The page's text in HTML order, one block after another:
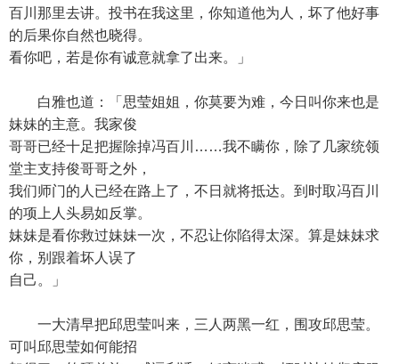
百川那里去讲。投书在我这里，你知道他为人，坏了他好事
的后果你自然也晓得。
看你吧，若是你有诚意就拿了出来。」
白雅也道：「思莹姐姐，你莫要为难，今日叫你来也是
妹妹的主意。我家俊
哥哥已经十足把握除掉冯百川……我不瞒你，除了几家统领
堂主支持俊哥哥之外，
我们师门的人已经在路上了，不日就将抵达。到时取冯百川
的项上人头易如反掌。
妹妹是看你救过妹妹一次，不忍让你陷得太深。算是妹妹求
你，别跟着坏人误了
自己。」
一大清早把邱思莹叫来，三人两黑一红，围攻邱思莹。
可叫邱思莹如何能招